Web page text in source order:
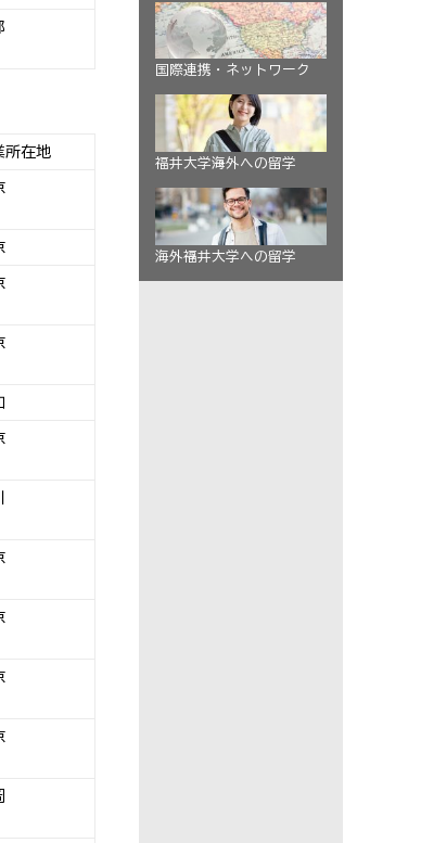
所在地
国際連携・ネットワーク
福井大学→海外への留学
海外→福井大学への留学